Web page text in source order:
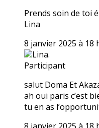
Prends soin de toi
Lina
8 janvier 2025 à 18
Lina.
Participant
salut Doma Et
ah oui paris c’est
tu en as